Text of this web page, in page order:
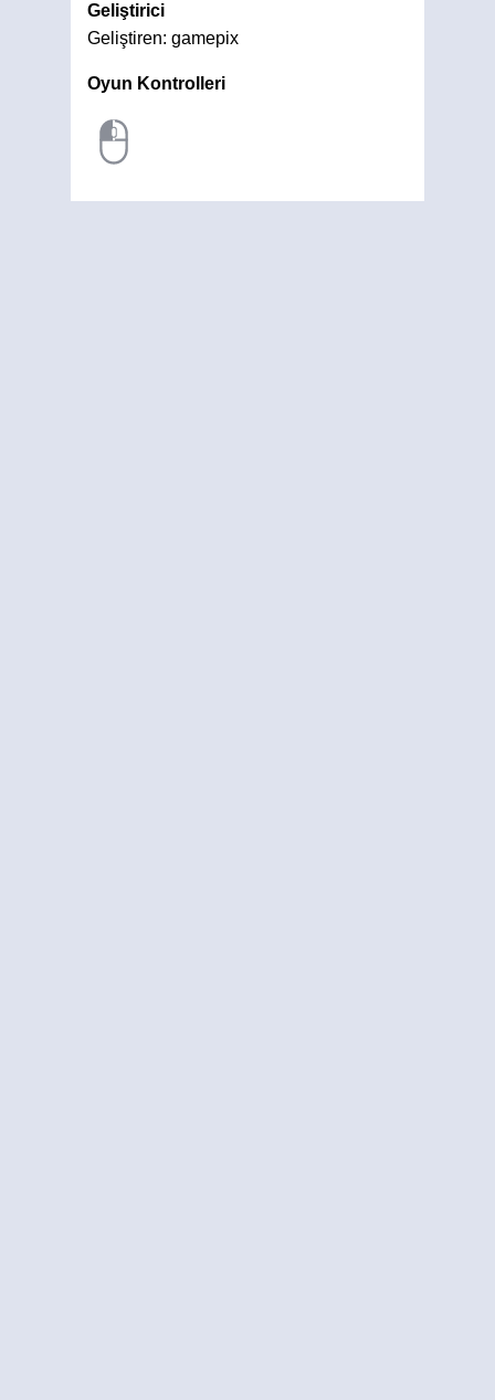
Geliştirici
Geliştiren: gamepix
Oyun Kontrolleri